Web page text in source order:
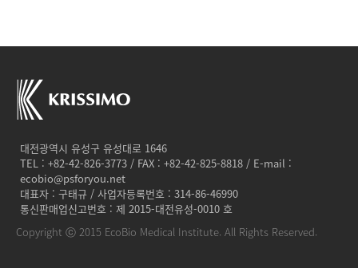
대전광역시 유성구 유성대로 1646
TEL : +82-42-826-3773 / FAX : +82-42-825-8818 / E-mail :
ecobio@psforyou.net
대표자 : 구태규 / 사업자등록번호 : 314-86-46990
통신판매업신고번호 : 제 2015-대전유성-0010 호
Copyright ⓒ 2015 EcoBio Medical Institute. All Rights Reserved.